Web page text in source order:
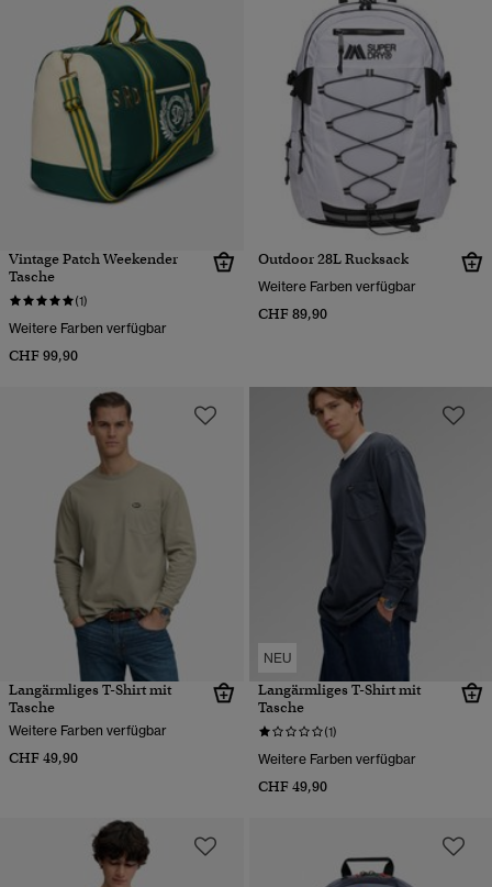
Vintage Patch Weekender
Tasche
(1)
Weitere Farben verfügbar
CHF 99,90
Outdoor 28L Rucksack
Weitere Farben verfügbar
CHF 89,90
Langärmliges T-Shirt mit
Tasche
Weitere Farben verfügbar
CHF 49,90
NEU
Langärmliges T-Shirt mit
Tasche
(1)
Weitere Farben verfügbar
CHF 49,90